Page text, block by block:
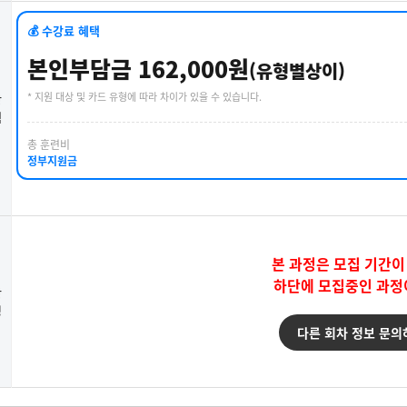
💰 수강료 혜택
본인부담금 162,000원(유형별상이)
* 지원 대상 및 카드 유형에 따라 차이가 있을 수 있습니다.
총 훈련비
정부지원금
본 과정은 모집 기간
하단에 모집중인 과
다른 회차 정보 문